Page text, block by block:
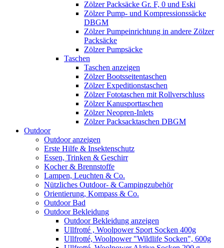
Zölzer Packsäcke Gr. F, 0 und Eski
Zölzer Pump- und Kompressionssäcke
DBGM
Zölzer Pumpeinrichtung in andere Zölzer
Packsäcke
Zölzer Pumpsäcke
Taschen
Taschen anzeigen
Zölzer Bootsseitentaschen
Zölzer Expeditionstaschen
Zölzer Fototaschen mit Rollverschluss
Zölzer Kanusporttaschen
Zölzer Neopren-Inlets
Zölzer Packsacktaschen DBGM
Outdoor
Outdoor anzeigen
Erste Hilfe & Insektenschutz
Essen, Trinken & Geschirr
Kocher & Brennstoffe
Lampen, Leuchten & Co.
Nützliches Outdoor- & Campingzubehör
Orientierung, Kompass & Co.
Outdoor Bad
Outdoor Bekleidung
Outdoor Bekleidung anzeigen
Ullfrotté , Woolpower Sport Socken 400g
Ullfrotté, Woolpower "Wildlife Socken", 600g